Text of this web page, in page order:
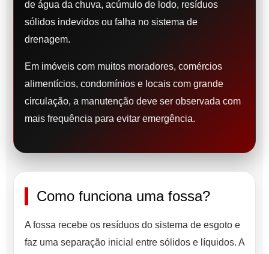
de água da chuva, acúmulo de lodo, resíduos
sólidos indevidos ou falha no sistema de
drenagem.
Em imóveis com muitos moradores, comércios
alimentícios, condomínios e locais com grande
circulação, a manutenção deve ser observada com
mais frequência para evitar emergência.
Como funciona uma fossa?
A fossa recebe os resíduos do sistema de esgoto e
faz uma separação inicial entre sólidos e líquidos. A